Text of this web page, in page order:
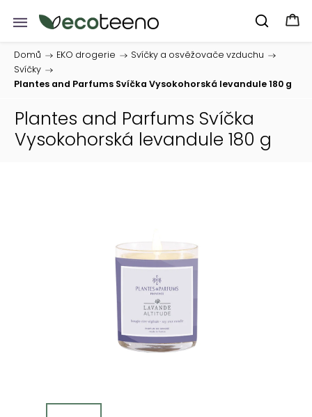
Domů / EKO drogerie / Svíčky a osvěžovače vzduchu /
Svíčky /
Plantes and Parfums Svíčka Vysokohorská levandule 180 g
Plantes and Parfums Svíčka
Vysokohorská levandule 180 g